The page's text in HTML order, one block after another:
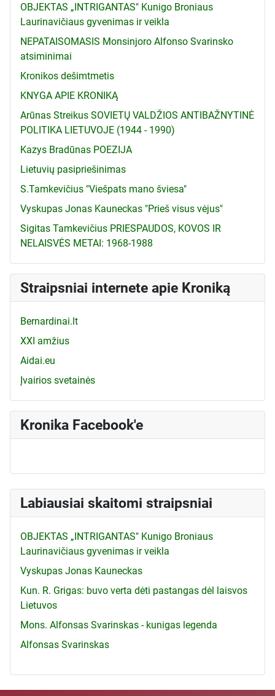
OBJEKTAS „INTRIGANTAS" Kunigo Broniaus
Laurinavičiaus gyvenimas ir veikla
NEPATAISOMASIS Monsinjoro Alfonso Svarinsko
atsiminimai
Kronikos dešimtmetis
KNYGA APIE KRONIKĄ
Arūnas Streikus SOVIETŲ VALDŽIOS ANTIBAŽNYTINĖ
POLITIKA LIETUVOJE (1944 - 1990)
Kazys Bradūnas POEZIJA
Lietuvių pasipriešinimas
S.Tamkevičius "Viešpats mano šviesa"
Vyskupas Jonas Kauneckas "Prieš visus vėjus"
Sigitas Tamkevičius PRIESPAUDOS, KOVOS IR
NELAISVĖS METAI: 1968-1988
Straipsniai internete apie Kroniką
Bernardinai.lt
XXI amžius
Aidai.eu
Įvairios svetainės
Kronika Facebook'e
Labiausiai skaitomi straipsniai
OBJEKTAS „INTRIGANTAS" Kunigo Broniaus
Laurinavičiaus gyvenimas ir veikla
Vyskupas Jonas Kauneckas
Kun. R. Grigas: buvo verta dėti pastangas dėl laisvos
Lietuvos
Mons. Alfonsas Svarinskas - kunigas legenda
Alfonsas Svarinskas